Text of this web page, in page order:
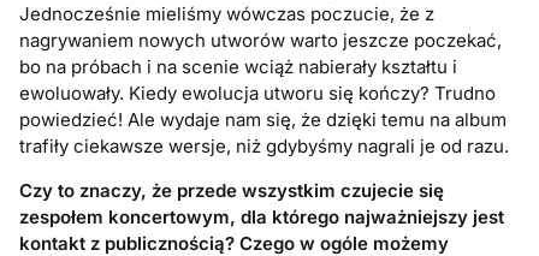
Jednocześnie mieliśmy wówczas poczucie, że z
nagrywaniem nowych utworów warto jeszcze poczekać,
bo na próbach i na scenie wciąż nabierały kształtu i
ewoluowały. Kiedy ewolucja utworu się kończy? Trudno
powiedzieć! Ale wydaje nam się, że dzięki temu na album
trafiły ciekawsze wersje, niż gdybyśmy nagrali je od razu.
Czy to znaczy, że przede wszystkim czujecie się
zespołem koncertowym, dla którego najważniejszy jest
kontakt z publicznością? Czego w ogóle możemy